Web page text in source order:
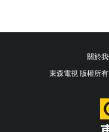
關於
東森電視 版權所